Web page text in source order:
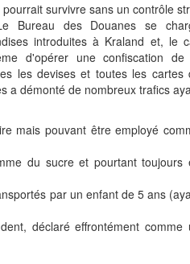
survivre sans un contrôle
Bureau des Douanes se
introduites à Kraland et, le
d'opérer une confiscation
les devises et toutes les cartes
a démonté de nombreux trafics
mais pouvant être employé
du sucre et pourtant toujours
par un enfant de 5 ans
déclaré effrontément comme